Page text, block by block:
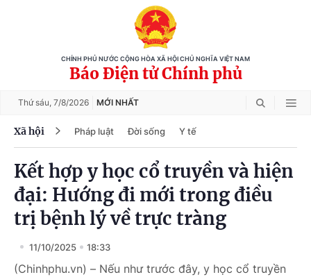
CHÍNH PHỦ NƯỚC CỘNG HÒA XÃ HỘI CHỦ NGHĨA VIỆT NAM
Báo Điện tử Chính phủ
Thứ sáu, 7/8/2026 MỚI NHẤT
Xã hội Pháp luật Đời sống Y tế
Kết hợp y học cổ truyền và hiện
đại: Hướng đi mới trong điều
trị bệnh lý về trực tràng
11/10/2025 18:33
(Chinhphu.vn) – Nếu như trước đây, y học cổ truyền